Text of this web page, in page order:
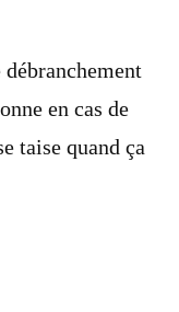
en cas de
taise quand ça